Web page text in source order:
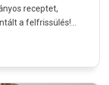
receptet,
a felfrissülés!...